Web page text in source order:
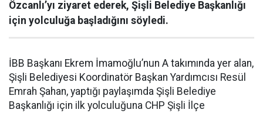
Özcanlı’yı ziyaret ederek, Şişli Belediye Başkanlığı
için yolculuğa başladığını söyledi.
İBB Başkanı Ekrem İmamoğlu’nun A takımında yer alan,
Şişli Belediyesi Koordinatör Başkan Yardımcısı Resül
Emrah Şahan, yaptığı paylaşımda Şişli Belediye
Başkanlığı için ilk yolculuğuna CHP Şişli İlçe